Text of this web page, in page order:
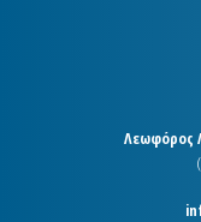
Λεωφόρος